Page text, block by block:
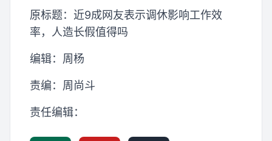
原标题：近9成网友表示调休影响工作效
率，人造长假值得吗
编辑：周杨
责编：周尚斗
责任编辑：